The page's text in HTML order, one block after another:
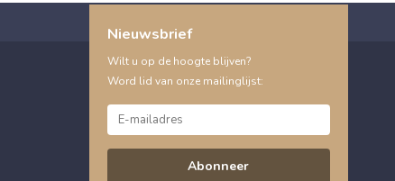
Nieuwsbrief
Wilt u op de hoogte blijven?
Word lid van onze mailinglijst:
Abonneer